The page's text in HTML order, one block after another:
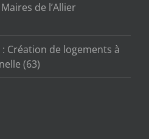
de l’Allier
: Création de logements à
(63)